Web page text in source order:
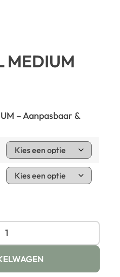
MEDIUM
– Aanpasbaar &